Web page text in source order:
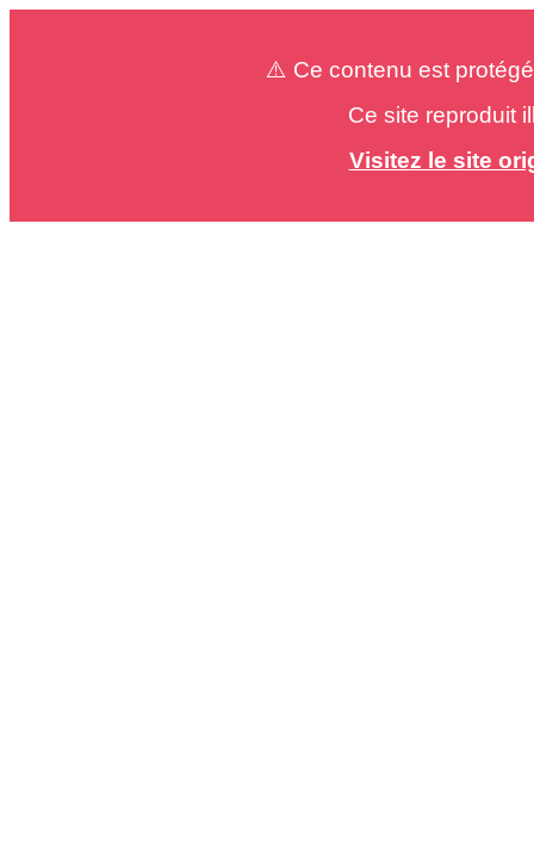
⚠️ Ce contenu est
Ce site reproduit
Visitez le site